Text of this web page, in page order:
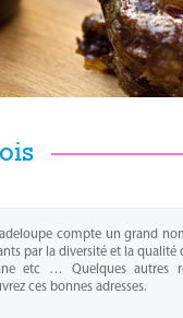
compte un grand
par la diversité et la qualité
etc … Quelques autres
ces bonnes adresses.